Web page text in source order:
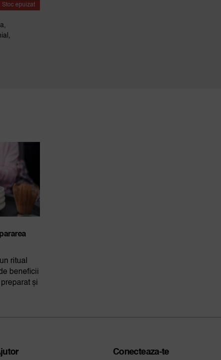
Stoc epuizat
ritual
beneficii
și
Conecteaza-te